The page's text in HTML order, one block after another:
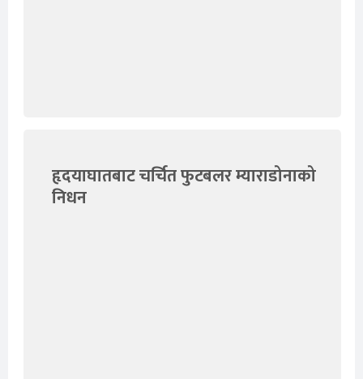
हृदयाघातबाट चर्चित फुटबलर म्याराडोनाको
निधन